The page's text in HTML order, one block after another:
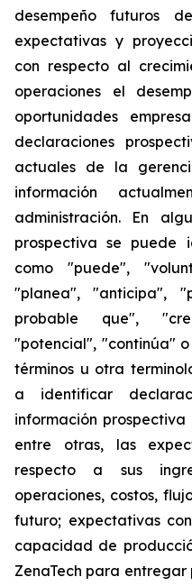
desempeño futuros
expectativas y
con respecto al
operaciones el
oportunidades
declaraciones
actuales de la
información
administración. En
prospectiva se puede
como "puede",
"planea", "anticipa",
probable que",
"potencial", "continúa"
términos u otra
a identificar
información
entre otras, las
respecto a sus
operaciones, costos,
futuro; expectativas
capacidad de
ZenaTech para